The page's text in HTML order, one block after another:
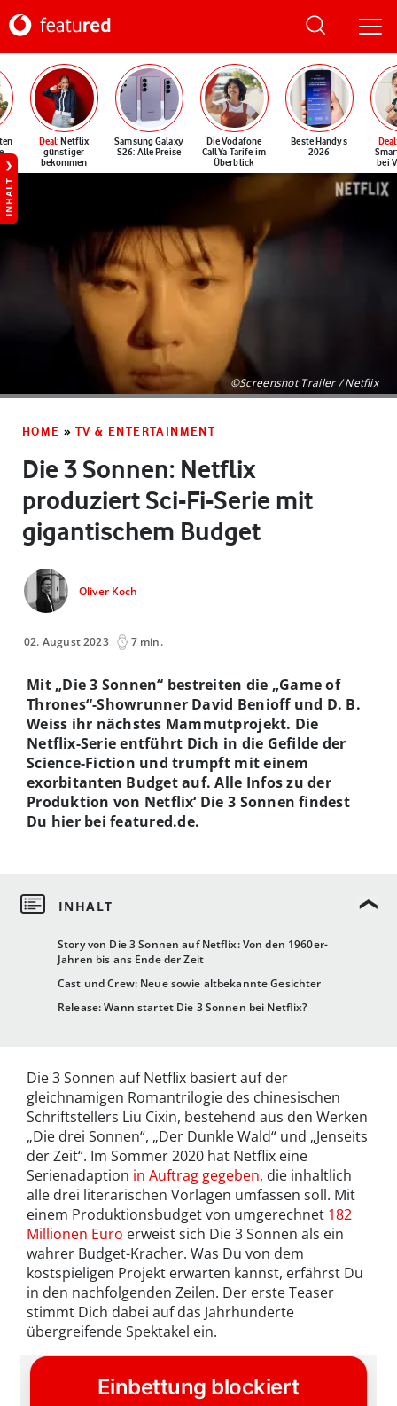
Deal: Netflix
günstiger
bekommen
Samsung Galaxy
S26: Alle Preise
Die Vodafone
CallYa-Tarife im
Überblick
Beste Handys
2026
Deal
bei
INHALT
©Screenshot Trailer / Netflix
HOME » TV & ENTERTAINMENT
Die 3 Sonnen: Netflix
produziert Sci-Fi-Serie mit
gigantischem Budget
Oliver Koch
02. August 2023 7 min.
Story von Die 3 Sonnen auf Netflix: Von den 1960er-
Jahren bis ans Ende der Zeit
Cast und Crew: Neue sowie altbekannte Gesichter
Release: Wann startet Die 3 Sonnen bei Netflix?
Mit „Die 3 Sonnen“ bestreiten die „Game of
Thrones“-Showrunner David Benioff und D. B.
Weiss ihr nächstes Mammutprojekt. Die
Netflix-Serie entführt Dich in die Gefilde der
Science-Fiction und trumpft mit einem
exorbitanten Budget auf. Alle Infos zu der
Produktion von Netflix‘ Die 3 Sonnen findest
Du hier bei featured.de.
Die 3 Sonnen auf Netflix basiert auf der
gleichnamigen Romantrilogie des chinesischen
Schriftstellers Liu Cixin, bestehend aus den Werken
„Die drei Sonnen“, „Der Dunkle Wald“ und „Jenseits
der Zeit“. Im Sommer 2020 hat Netflix eine
Serienadaption in Auftrag gegeben, die inhaltlich
alle drei literarischen Vorlagen umfassen soll. Mit
einem Produktionsbudget von umgerechnet 182
Millionen Euro erweist sich Die 3 Sonnen als ein
wahrer Budget-Kracher. Was Du von dem
kostspieligen Projekt erwarten kannst, erfährst Du
in den nachfolgenden Zeilen. Der erste Teaser
stimmt Dich dabei auf das Jahrhunderte
übergreifende Spektakel ein.